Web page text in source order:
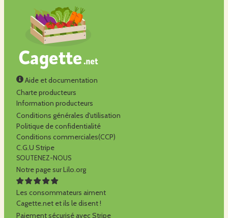
Aide et documentation
Charte producteurs
Information producteurs
Conditions générales d'utilisation
Politique de confidentialité
Conditions commerciales(CCP)
C.G.U Stripe
SOUTENEZ-NOUS
Notre page sur Lilo.org
Les consommateurs aiment
Cagette.net et ils le disent !
Paiement sécurisé avec Stripe